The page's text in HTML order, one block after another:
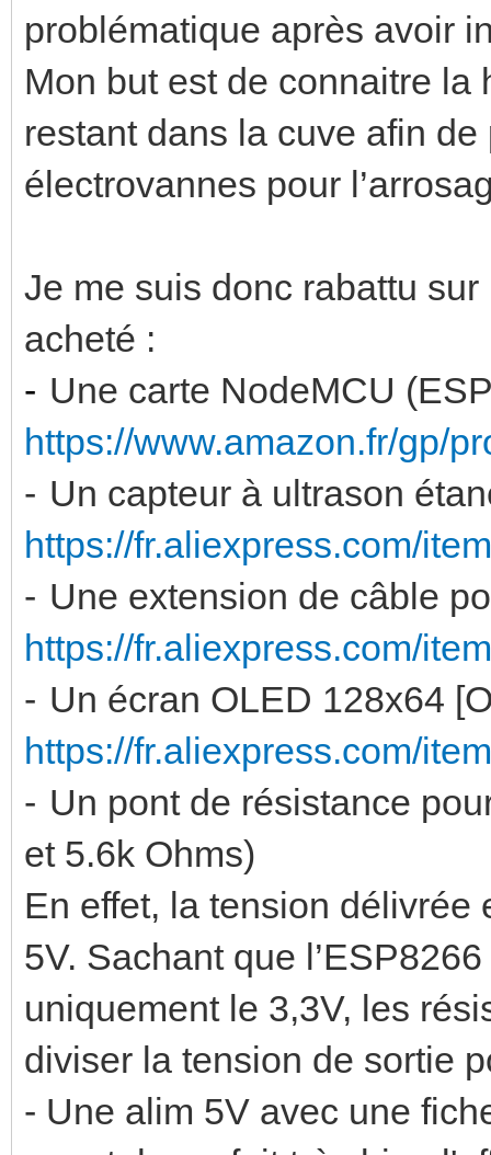
problématique après avoir
Mon but est de connaitre la
restant dans la cuve afin
électrovannes pour
Je me suis donc rabattu
acheté :
- Une carte NodeMCU
https://www.amazon.fr/gp/
- Un capteur à ultrason
https://fr.aliexpress.com/
- Une extension de câble
https://fr.aliexpress.com/
- Un écran OLED 128x64
https://fr.aliexpress.com/
- Un pont de résistance
et 5.6k Ohms)
En effet, la tension délivrée
5V. Sachant que
uniquement le 3,3V, les
diviser la tension de sortie
- Une alim 5V avec une